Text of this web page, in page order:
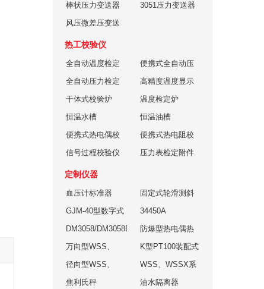
器
棒状压力变送器
GJM-YL-01
3051压力变送器
风压微差压变送
器
热工校验仪
全自动温度检定
系统
便携式全自动压
力检定系统
全自动压力检定
系统
高精度温度显示
仪
干体式校验炉
温度检定炉
恒温水槽
恒温油槽
便携式热电偶校
验仪
便携式热电阻校
准仪
信号过程校验仪
压力表检定附件
定制仪器
血压计标准器
固定式轮滑测斜
仪
GJM-40型数字式
血压表标准装置
血压计校准
34450A
Multimeter 5.5
Digit Dual
Display,
Benchtop DMM
DM3058/DM3058E
数字万用表
防爆型热电偶热
电阻K型PT100装
配式法兰式
万向型WSS、
WSSX系列工业
双金属温度计
K型PT100装配式
法兰式热电偶热
电阻
径向型WSS、
WSSX系列工业
WSS、WSSX系
列工业双金属温
焦利氏秤
油水隔离器